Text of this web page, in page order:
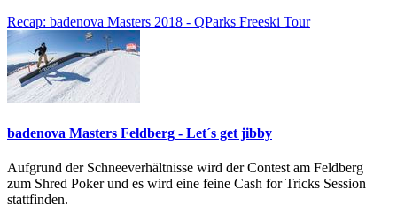
Recap: badenova Masters 2018 - QParks Freeski Tour
badenova Masters Feldberg - Let´s get jibby
Aufgrund der Schneeverhältnisse wird der Contest am Feldberg
zum Shred Poker und es wird eine feine Cash for Tricks Session
stattfinden.